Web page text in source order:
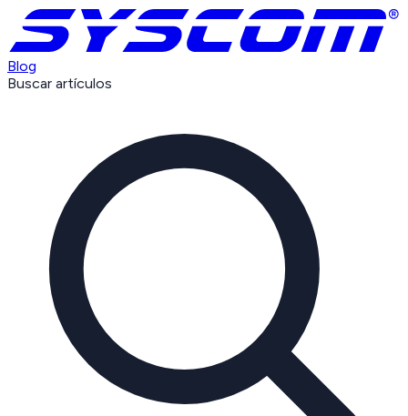
Blog
Buscar artículos